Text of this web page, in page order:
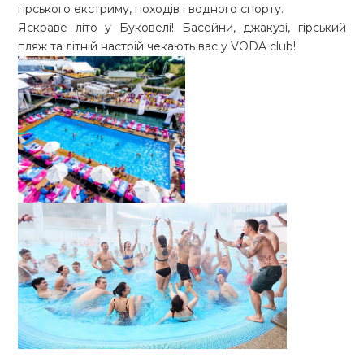
гірського екстриму, походів і водного спорту.
Яскраве літо у Буковелі! Басейни, джакузі, гірський
пляж та літній настрій чекають вас у VODA club!